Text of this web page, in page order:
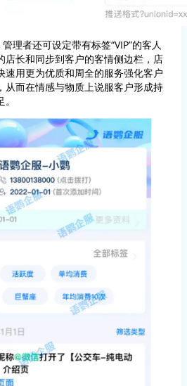
理者还可设定带有标签“VIP”的客人
店长和同步到客户的客情侧边栏，店
速用更为优质和周全的服务强化客户
从而在情感与物质上说服客户形成持